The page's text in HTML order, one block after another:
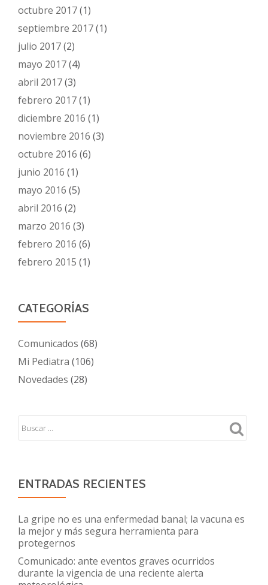
octubre 2017(1)
septiembre 2017(1)
julio 2017(2)
mayo 2017(4)
abril 2017(3)
febrero 2017(1)
diciembre 2016 (1)
noviembre 2016 (3)
octubre 2016 (6)
junio 2016 (1)
mayo 2016 (5)
abril 2016 (2)
marzo 2016 (3)
febrero 2016 (6)
febrero 2015 (1)
CATEGORÍAS
Comunicados (68)
Mi Pediatra (106)
Novedades (28)
ENTRADAS RECIENTES
La gripe no es una enfermedad banal; la vacuna es
la mejor y más segura herramienta para
protegernos
Comunicado: ante eventos graves ocurridos
durante la vigencia de una reciente alerta